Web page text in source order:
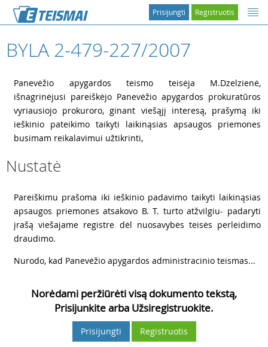
Registruotis
Prisijungti
BYLA 2-479-227/2007
Panevėžio apygardos teismo teisėja M.Dzelzienė,
išnagrinėjusi pareiškėjo Panevėžio apygardos prokuratūros
vyriausiojo prokuroro, ginant viešąjį interesą, prašymą iki
ieškinio pateikimo taikyti laikinąsias apsaugos priemones
busimam reikalavimui užtikrinti,
Nustatė
Pareiškimu prašoma iki ieškinio padavimo taikyti laikinąsias
apsaugos priemones atsakovo B. T. turto atžvilgiu- padaryti
įrašą viešajame registre dėl nuosavybės teisės perleidimo
draudimo.
Nurodo, kad Panevėžio apygardos administracinio teismas...
Norėdami peržiūrėti visą dokumento tekstą,
Prisijunkite arba Užsiregistruokite.
Prisijungti Registruotis